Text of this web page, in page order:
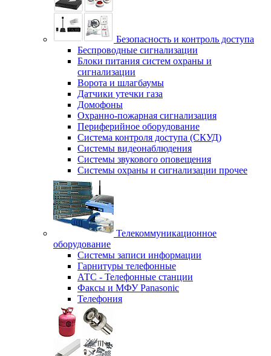
Безопасность и контроль доступа
Беспроводные сигнализации
Блоки питания систем охраны и
сигнализации
Ворота и шлагбаумы
Датчики утечки газа
Домофоны
Охранно-пожарная сигнализация
Периферийное оборудование
Система контроля доступа (СКУД)
Системы видеонаблюдения
Системы звукового оповещения
Системы охраны и сигнализации прочее
Телекоммуникационное
оборудование
Системы записи информации
Гарнитуры телефонные
АТС - Телефонные станции
Факсы и МФУ Panasonic
Телефония